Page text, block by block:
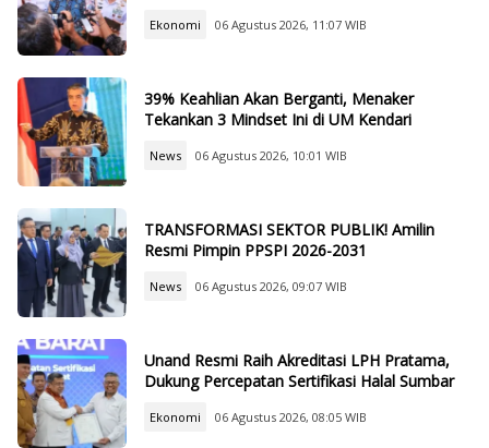
Ekonomi 06 Agustus 2026, 11:07 WIB
39% Keahlian Akan Berganti, Menaker
Tekankan 3 Mindset Ini di UM Kendari
News 06 Agustus 2026, 10:01 WIB
TRANSFORMASI SEKTOR PUBLIK! Amilin
Resmi Pimpin PPSPI 2026-2031
News 06 Agustus 2026, 09:07 WIB
Unand Resmi Raih Akreditasi LPH Pratama,
Dukung Percepatan Sertifikasi Halal Sumbar
Ekonomi 06 Agustus 2026, 08:05 WIB